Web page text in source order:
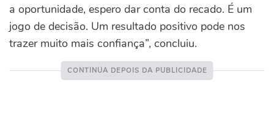
a oportunidade, espero dar conta do recado. É um
jogo de decisão. Um resultado positivo pode nos
trazer muito mais confiança”, concluiu.